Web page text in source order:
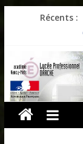
Récents :